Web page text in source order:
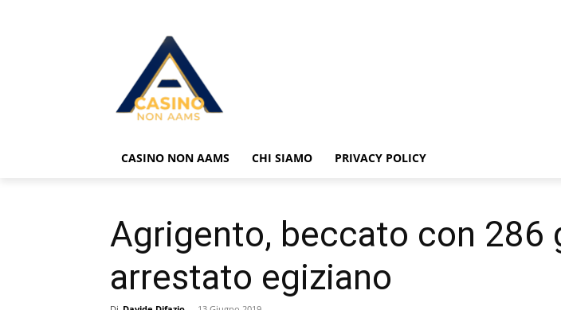
CASINO NON AAMS CHI SIAMO PRIVACY POLICY
Agrigento, beccato con 286
arrestato egiziano